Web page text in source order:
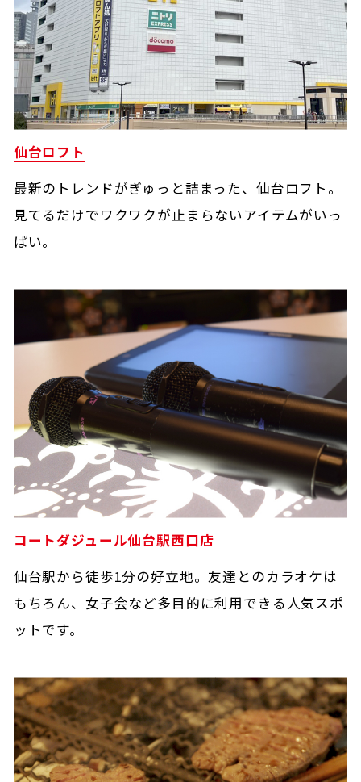
仙台ロフト
最新のトレンドがぎゅっと詰まった、仙台ロフト。
見てるだけでワクワクが止まらないアイテムがいっ
ぱい。
コートダジュール仙台駅西口店
仙台駅から徒歩1分の好立地。友達とのカラオケは
もちろん、女子会など多目的に利用できる人気スポ
ットです。